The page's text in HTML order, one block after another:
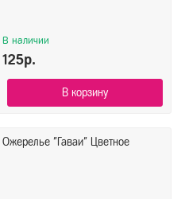
В наличии
125р.
В корзину
Ожерелье "Гаваи" Цветное